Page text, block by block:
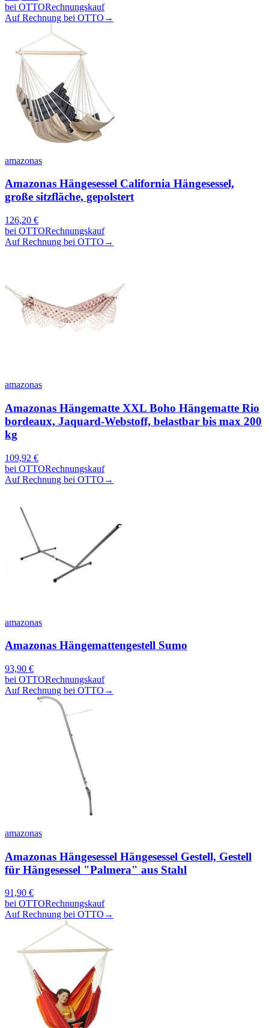
bei OTTORechnungskauf
Auf Rechnung bei OTTO →
amazonas
Amazonas Hängesessel California Hängesessel,
große sitzfläche, gepolstert
126,20 €
bei OTTORechnungskauf
Auf Rechnung bei OTTO →
amazonas
Amazonas Hängematte XXL Boho Hängematte Rio
bordeaux, Jaquard-Webstoff, belastbar bis max 200
kg
109,92 €
bei OTTORechnungskauf
Auf Rechnung bei OTTO →
amazonas
Amazonas Hängemattengestell Sumo
93,90 €
bei OTTORechnungskauf
Auf Rechnung bei OTTO →
amazonas
Amazonas Hängesessel Hängesessel Gestell, Gestell
für Hängesessel "Palmera" aus Stahl
91,90 €
bei OTTORechnungskauf
Auf Rechnung bei OTTO →